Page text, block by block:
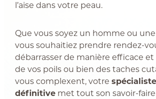
l’aise dans votre peau.
Que vous soyez un homme ou
vous souhaitiez prendre rendez-
débarrasser de manière efficace
de vos poils ou bien des taches
vous complexent, votre
définitivemet tout son savoir-faire